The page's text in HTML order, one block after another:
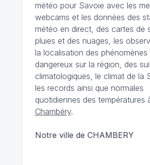
météo pour Savoie avec les
webcams et les données des
météo en direct, des cartes de
pluies et des nuages, les
la localisation des phénomènes
dangereux sur la région, des
climatologiques, le climat de la
les records ainsi que normales
quotidiennes des températures
Chambéry.
Notre ville de CHAMBERY